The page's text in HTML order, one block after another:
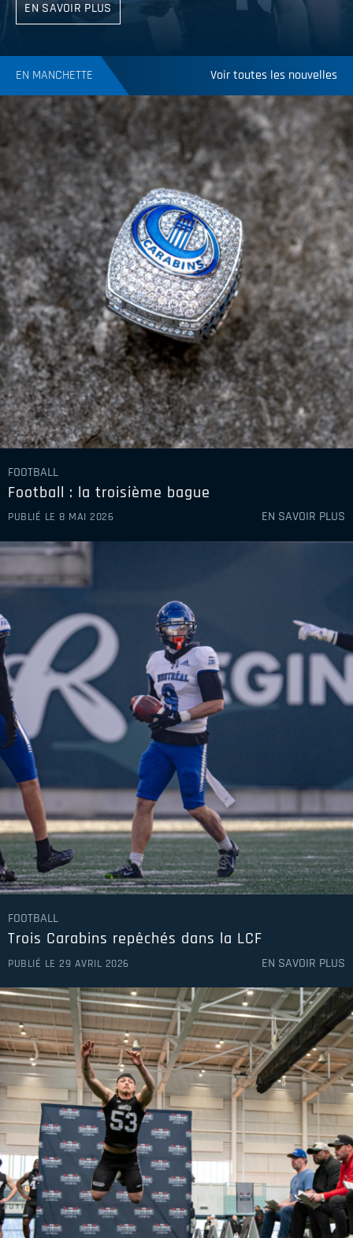
EN SAVOIR PLUS
EN MANCHETTE Voir toutes les nouvelles
FOOTBALL
Football : la troisième bague
PUBLIÉ LE 8 MAI 2026 EN SAVOIR PLUS
FOOTBALL
Trois Carabins repêchés dans la LCF
PUBLIÉ LE 29 AVRIL 2026 EN SAVOIR PLUS